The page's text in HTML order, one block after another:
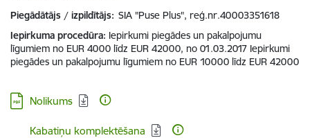
Piegādātājs / izpildītājs: SIA "Puse Plus", reģ.nr.40003351618
Iepirkuma procedūra Iepirkumi piegādes un pakalpojumu
līgumiem no EUR 4000 līdz EUR 42000, no 01.03.2017 Iepirkumi
piegādes un pakalpojumu līgumiem no EUR 10000 līdz EUR 42000
Lejupielādēt:
Nolikums
Lejupielādēt:
Kabatiņu komplektēšana